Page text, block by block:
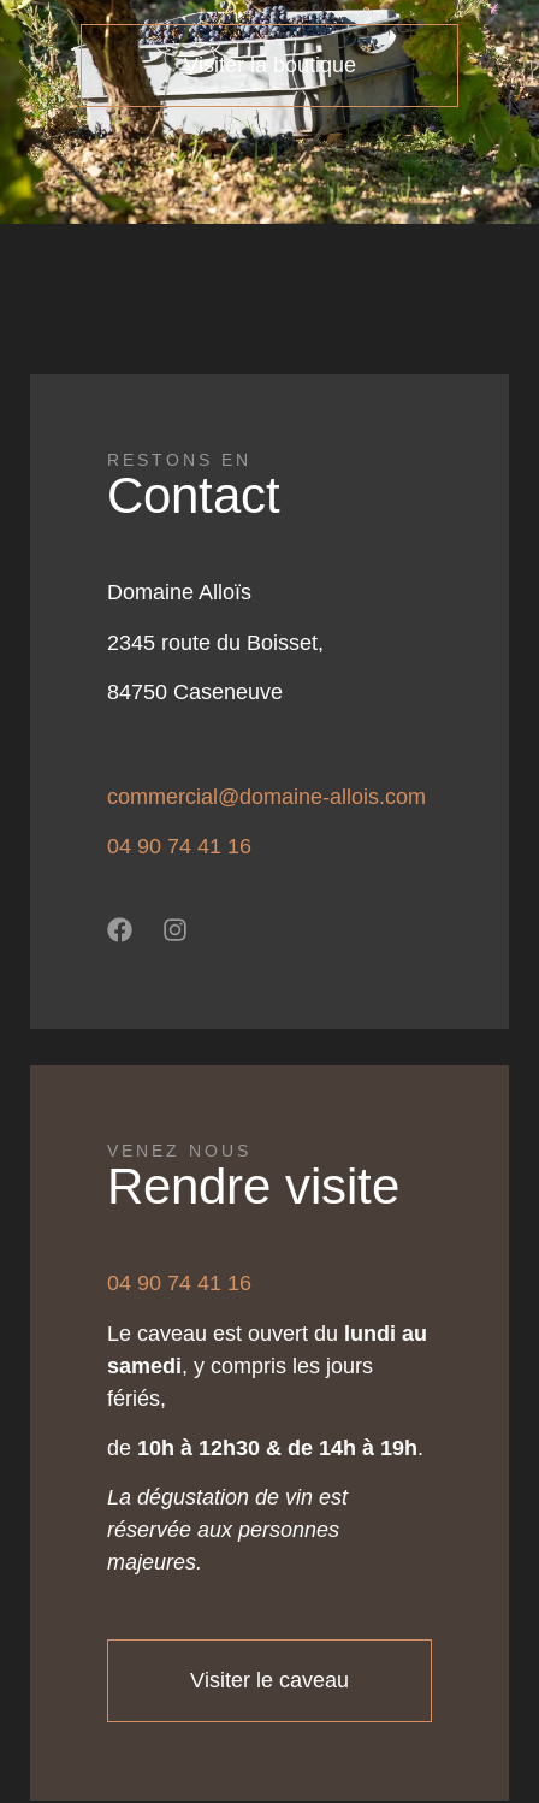
Visiter la boutique
RESTONS EN
Contact
Domaine Alloïs
2345 route du Boisset,
84750 Caseneuve
commercial@domaine-allois.com
04 90 74 41 16
VENEZ NOUS
Rendre visite
04 90 74 41 16
Le caveau est ouvert du lundi au
samedi, y compris les jours
fériés,
de 10h à 12h30 & de 14h à 19h.
La dégustation de vin est
réservée aux personnes
majeures.
Visiter le caveau